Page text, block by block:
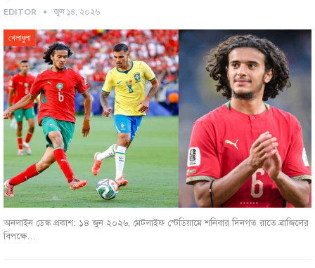
EDITOR জুন ১৪, ২০২৬
খেলাধুলা
অনলাইন ডেস্ক প্রকাশ: ১৪ জুন ২০২৬, মেটলাইফ স্টেডিয়ামে শনিবার দিনগত রাতে ব্রাজিলের
বিপক্ষে…